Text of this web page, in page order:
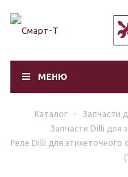
МЕНЮ
Каталог - Запчасти
Запчасти Dilli для
Реле Dilli для этикеточного